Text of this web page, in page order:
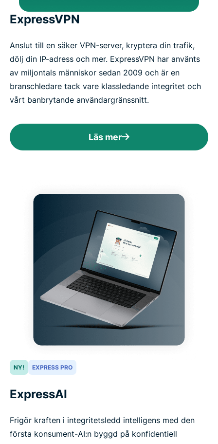
ExpressVPN
Anslut till en säker VPN-server, kryptera din trafik,
dölj din IP-adress och mer. ExpressVPN har använts
av miljontals människor sedan 2009 och är en
branschledare tack vare klassledande integritet och
vårt banbrytande användargränssnitt.
Läs mer
NY! EXPRESS PRO
ExpressAI
Frigör kraften i integritetsledd intelligens med den
första konsument-AI:n byggd på konfidentiell